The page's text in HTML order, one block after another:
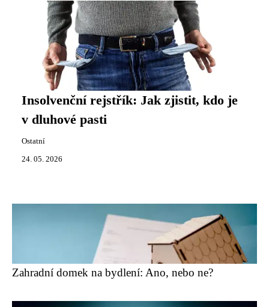
Insolvenční rejstřík: Jak zjistit, kdo je
v dluhové pasti
Ostatní
24. 05. 2026
Zahradní domek na bydlení: Ano, nebo ne?